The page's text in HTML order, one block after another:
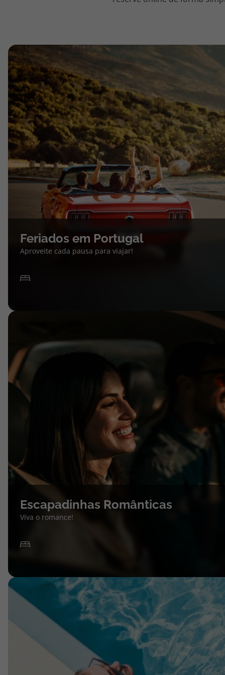
topatlantico@topatlantico.com
Feriados em Portugal
Aproveite cada pausa para viajar!
Escapadinhas Românticas
Viva o romance!